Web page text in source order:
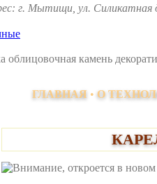
г. Мытищи, ул. Силикатная
облицовочная камень
ГЛАВНАЯ • О